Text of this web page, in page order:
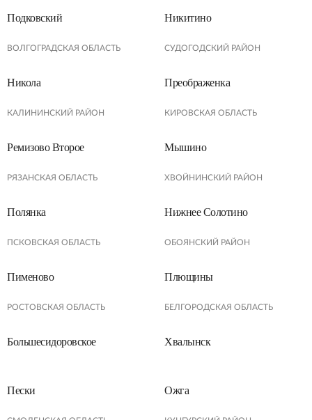
Подковский
ВОЛГОГРАДСКАЯ ОБЛАСТЬ
Никитино
СУДОГОДСКИЙ РАЙОН
Никола
КАЛИНИНСКИЙ РАЙОН
Преображенка
КИРОВСКАЯ ОБЛАСТЬ
Ремизово Второе
РЯЗАНСКАЯ ОБЛАСТЬ
Мышино
ХВОЙНИНСКИЙ РАЙОН
Полянка
ПСКОВСКАЯ ОБЛАСТЬ
Нижнее Солотино
ОБОЯНСКИЙ РАЙОН
Пименово
РОСТОВСКАЯ ОБЛАСТЬ
Плющины
БЕЛГОРОДСКАЯ ОБЛАСТЬ
Большесидоровское Хвалынск
Пески Ожга